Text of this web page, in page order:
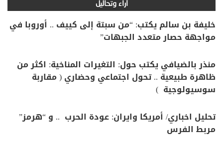
آراء وتحاليل
خليفة بن سالم يكتب: “من سبتة إلى كييف .. أوروبا في
مواجهة حصار متعدد الجبهات”
منذر بالضيافي يكتب حول: التغيرات المناخية: اكثر من
ظاهرة طبيعية .. تحول اجتماعي وحضاري ( مقاربة
سوسيولوجية )
تحليل اخباري/ أمريكا وايران: عودة الحرب .. و “هرمز”
مربط الفرس